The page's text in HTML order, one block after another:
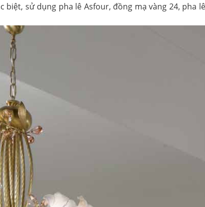
sử dụng pha lê Asfour, đồng mạ vàng 24, pha